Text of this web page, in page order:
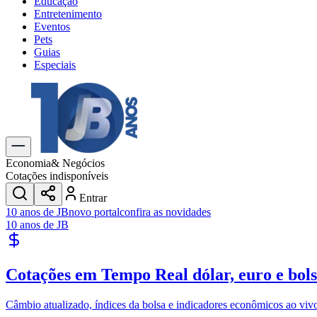
Entretenimento
Eventos
Pets
Guias
Especiais
Explore Tudo
Últimas Notícias
Previsão do Tempo
Trânsito e Rotas
Dia a Dia & Lazer
Transportes
Gastronomia
Cinema & Shows
JogosNovo
Para Sua Empresa
Cadastrar Empresa
Divulgar VagasNovo
Publicidade Legal
Economia& Negócios
Cotações indisponíveis
Entrar
10 anos de JBnovo portalconfira as novidades
10 anos de JB
Cotações em Tempo Real dólar, euro e
Câmbio atualizado, índices da bolsa e indicadores econômicos ao